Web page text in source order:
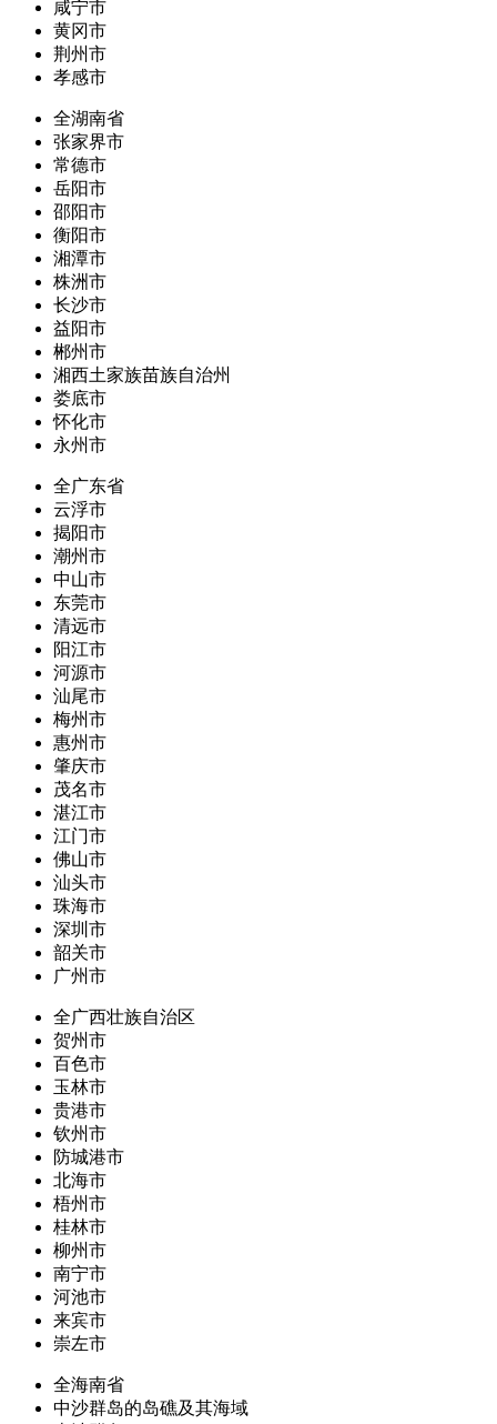
咸宁市
黄冈市
荆州市
孝感市
全湖南省
张家界市
常德市
岳阳市
邵阳市
衡阳市
湘潭市
株洲市
长沙市
益阳市
郴州市
湘西土家族苗族自治州
娄底市
怀化市
永州市
全广东省
云浮市
揭阳市
潮州市
中山市
东莞市
清远市
阳江市
河源市
汕尾市
梅州市
惠州市
肇庆市
茂名市
湛江市
江门市
佛山市
汕头市
珠海市
深圳市
韶关市
广州市
全广西壮族自治区
贺州市
百色市
玉林市
贵港市
钦州市
防城港市
北海市
梧州市
桂林市
柳州市
南宁市
河池市
来宾市
崇左市
全海南省
中沙群岛的岛礁及其海域